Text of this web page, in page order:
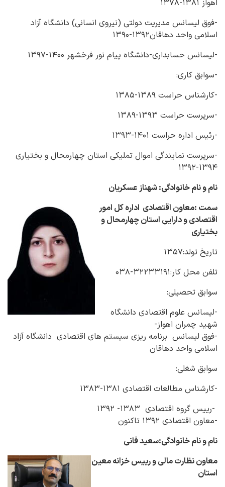
اهواز ۱۳۸۱-۱۳۷۸
-فوق لیسانس مدیریت دولتی (نیروی انسانی) دانشگاه آزاد
اسلامی واحد دهاقان۱۳۹۲-۱۳۹۰
-لیسانس حسابداری-دانشگاه پیام نور فرخشهر ۱۴۰۰-۱۳۹۷
-سوابق کاری:
-کارشناس حراست ۱۳۸۹-۱۳۸۵
-سرپرست حراست ۱۳۹۳-۱۳۸۹
-رئیس اداره حراست ۱۴۰۱-۱۳۹۳
-سرپرست نمایندگی اموال تملیکی استان چهارمحال و بختیاری
۱۳۹۴-۱۳۹۲
نام و نام خانوادگی: شهناز عسکریان
سمت :معاون اقتصادی اداره کل امور
اقتصادی و دارایی استان چهارمحال و
بختیاری
تاریخ تولد:۱۳۵۷
تلفن محل کار:۳۲۲۳۳۱۹۱-۰۳۸
سوابق تحصیلی:
-لیسانس علوم اقتصادی دانشگاه
شهید چمران اهواز-
-فوق لیسانس برنامه ریزی سیستم های اقتصادی دانشگاه آزاد
اسلامی واحد دهاقان
سوابق شغلی:
-کارشناس مطالعات اقتصادی ۱۳۸۱-۱۳۸۳
-رییس گروه اقتصادی ۱۳۸۳- ۱۳۹۲
-معاون اقتصادی ۱۳۹۲ تاکنون
نام و نام خانوادگی:سعید فانی
معاون نظارت مالی و رییس خزانه معین
استان